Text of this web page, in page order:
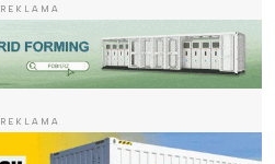
REKLAMA
REKLAMA